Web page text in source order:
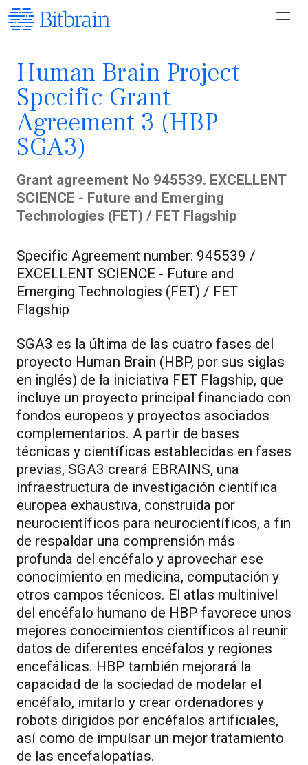
Human Brain Project
Specific Grant
Agreement 3 (HBP
SGA3)
Grant agreement No 945539. EXCELLENT
SCIENCE - Future and Emerging
Technologies (FET) / FET Flagship
Specific Agreement number: 945539 /
EXCELLENT SCIENCE - Future and
Emerging Technologies (FET) / FET
Flagship
SGA3 es la última de las cuatro fases del
proyecto Human Brain (HBP, por sus siglas
en inglés) de la iniciativa FET Flagship, que
incluye un proyecto principal financiado con
fondos europeos y proyectos asociados
complementarios. A partir de bases
técnicas y científicas establecidas en fases
previas, SGA3 creará EBRAINS, una
infraestructura de investigación científica
europea exhaustiva, construida por
neurocientíficos para neurocientíficos, a fin
de respaldar una comprensión más
profunda del encéfalo y aprovechar ese
conocimiento en medicina, computación y
otros campos técnicos. El atlas multinivel
del encéfalo humano de HBP favorece unos
mejores conocimientos científicos al reunir
datos de diferentes encéfalos y regiones
encefálicas. HBP también mejorará la
capacidad de la sociedad de modelar el
encéfalo, imitarlo y crear ordenadores y
robots dirigidos por encéfalos artificiales,
así como de impulsar un mejor tratamiento
de las encefalopatías.